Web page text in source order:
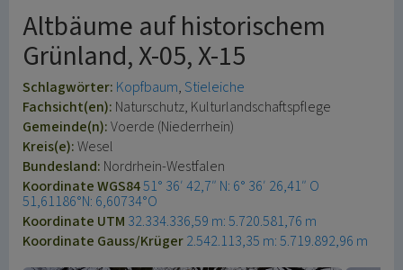
Altbäume auf historischem
Grünland, X-05, X-15
Schlagwörter: Kopfbaum Stieleiche
Fachsicht(en): Naturschutz, Kulturlandschaftspflege
Gemeinde(n):Voerde (Niederrhein)
Kreis(e):Wesel
Bundesland: Nordrhein-Westfalen
Koordinate WGS8451° 36′ 42,7″ N: 6° 36′ 26,41″ O
51,61186°N: 6,60734°O
Koordinate UTM 32.334.336,59 m: 5.720.581,76 m
Koordinate Gauss/Krüger2.542.113,35 m: 5.719.892,96 m